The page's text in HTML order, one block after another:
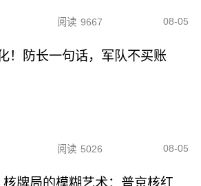
阅读 9667 08-05
！防长一句话，军队不买账
阅读 5026 08-05
核牌局的模糊艺术：普京核红